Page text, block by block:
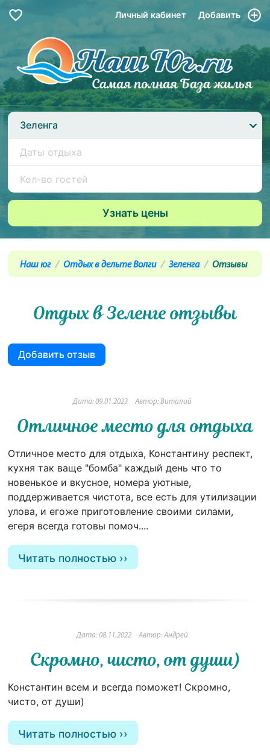
Личный кабинет Добавить
Зеленга
Наш юг Отдых в дельте Волги Зеленга Отзывы
Отдых в Зеленге отзывы
Добавить отзыв
Дата: 09.01.2023 Автор: Виталий
Отличное место для отдыха
Отличное место для отдыха, Константину респект,
кухня так ваще "бомба" каждый день что то
новенькое и вкусное, номера уютные,
поддерживается чистота, все есть для утилизации
улова, и егоже приготовление своими силами,
егеря всегда готовы помоч....
Читать полностью
Дата: 08.11.2022 Автор: Андрей
Скромно, чисто, от души)
Константин всем и всегда поможет! Скромно,
чисто, от души)
Читать полностью